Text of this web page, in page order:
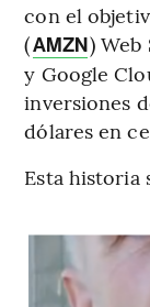
con el
(AMZN)
y Google
inversiones
dólares en
Esta historia